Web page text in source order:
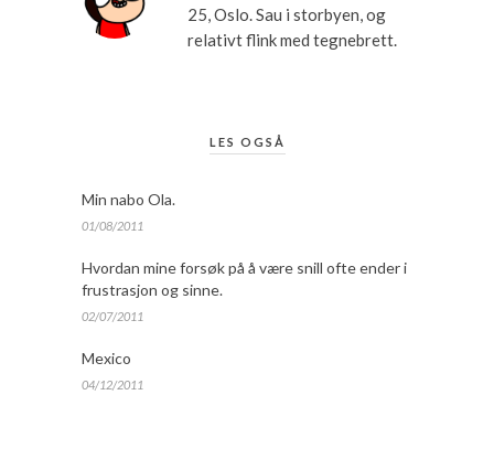
25, Oslo. Sau i storbyen, og
relativt flink med tegnebrett.
LES OGSÅ
Min nabo Ola.
01/08/2011
Hvordan mine forsøk på å være snill ofte ender i
frustrasjon og sinne.
02/07/2011
Mexico
04/12/2011